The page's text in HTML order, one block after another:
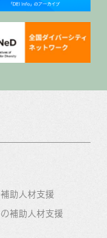
助人材支援
補助人材支援